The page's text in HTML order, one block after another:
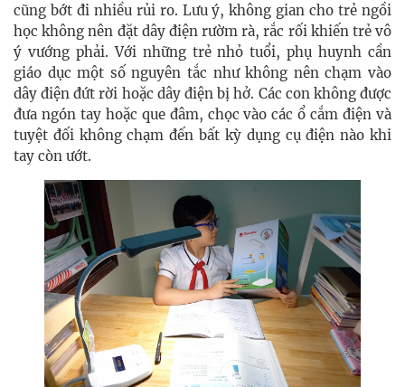
cũng bớt đi nhiều rủi ro. Lưu ý, không gian cho trẻ ngồi
học không nên đặt dây điện rườm rà, rắc rối khiến trẻ vô
ý vướng phải. Với những trẻ nhỏ tuổi, phụ huynh cần
giáo dục một số nguyên tắc như không nên chạm vào
dây điện đứt rời hoặc dây điện bị hở. Các con không được
đưa ngón tay hoặc que đâm, chọc vào các ổ cắm điện và
tuyệt đối không chạm đến bất kỳ dụng cụ điện nào khi
tay còn ướt.